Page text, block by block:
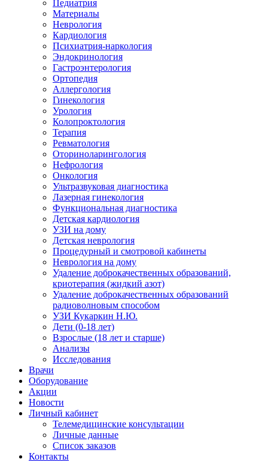
Педиатрия
Материалы
Неврология
Кардиология
Психиатрия-наркология
Эндокринология
Гастроэнтерология
Ортопедия
Аллергология
Гинекология
Урология
Колопроктология
Терапия
Ревматология
Оториноларингология
Нефрология
Онкология
Ультразвуковая диагностика
Лазерная гинекология
Функциональная диагностика
Детская кардиология
УЗИ на дому
Детская неврология
Процедурный и смотровой кабинеты
Неврология на дому
Удаление доброкачественных образований,
криотерапия (жидкий азот)
Удаление доброкачественных образований
радиоволновым способом
УЗИ Кукаркин Н.Ю.
Дети (0-18 лет)
Взрослые (18 лет и старше)
Анализы
Исследования
Врачи
Оборудование
Акции
Новости
Личный кабинет
Телемедицинские консультации
Личные данные
Список заказов
Контакты